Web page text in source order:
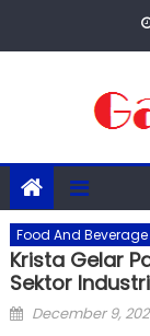
Food And Beverage
Krista Gelar
Sektor Industri
Posted
December 9,